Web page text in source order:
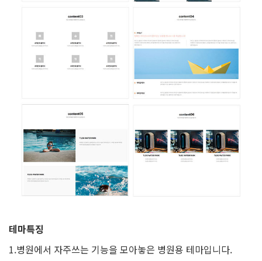
테마특징
1.병원에서 자주쓰는 기능을 모아놓은 병원용 테마입니다.